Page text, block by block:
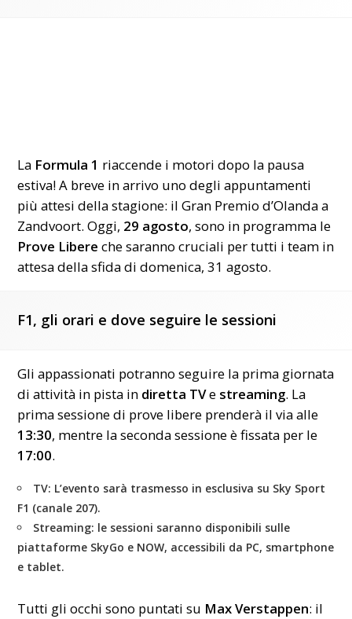
La Formula 1 riaccende i motori dopo la pausa
estiva! A breve in arrivo uno degli appuntamenti
più attesi della stagione: il Gran Premio d’Olanda a
Zandvoort. Oggi, 29 agosto, sono in programma le
Prove Libereche saranno cruciali per tutti i team in
attesa della sfida di domenica, 31 agosto.
F1, gli orari e dove seguire le sessioni
Gli appassionati potranno seguire la prima giornata
di attività in pista in diretta TVe streaming. La
prima sessione di prove libere prenderà il via alle
13:30, mentre la seconda sessione è fissata per le
17:00.
TV: L’evento sarà trasmesso in esclusiva su Sky Sport
F1 (canale 207).
Streaming: le sessioni saranno disponibili sulle
piattaforme SkyGo e NOW, accessibili da PC, smartphone
e tablet.
Tutti gli occhi sono puntati su Max Verstappen: il